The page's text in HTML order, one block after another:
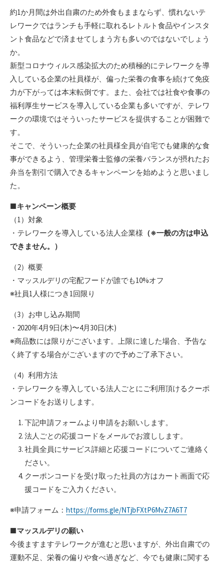
約1か月間は外出自粛のため外食もままならず、慣れないテ
レワークではランチも手軽に取れるレトルト食品やインスタ
ント食品などで済ませてしまう方も多いのではないでしょう
か。
新型コロナウィルス感染拡大のため積極的にテレワークを導
入している企業の社員様が、偏った栄養の食事を続けて免疫
力が下がっては本末転倒です。また、会社では社食や食事の
福利厚生サービスを導入している企業も多いですが、テレワ
ークの環境ではそういったサービスを提供することが困難で
す。
そこで、そういった企業の社員様全員が自宅でも健康的な食
事ができるよう、管理栄養士監修の栄養バランスが摂れたお
弁当を割引で購入できるキャンペーンを始めようと思いまし
た。
■キャンペーン概要
（1）対象
・テレワークを導入している法人企業様 （※一般の方は申込
できません。）
（2）概要
・マッスルデリの宅配フードが誰でも10%オフ
※社員1人様につき1回限り
（3）お申し込み期間
・2020年4月9日(木)〜4月30日(木)
※商品数には限りがございます。上限に達した場合、予告な
く終了する場合がございますので予めご了承下さい。
（4）利用方法
・テレワークを導入している法人ごとにご利用頂けるクーポ
ンコードをお送りします。
下記申請フォームより申請をお願いします。
法人ごとの応援コードをメールでお渡しします。
社員全員にサービス詳細と応援コードについてご連絡く
ださい。
クーポンコードを受け取った社員の方はカート画面で応
援コードをご入力ください。
※申請フォーム： https://forms.gle/NTjbFXtP6MvZ7A6T7
■マッスルデリの願い
今後ますますテレワークが進むと思いますが、外出自粛での
運動不足、栄養の偏りや食べ過ぎなど、今でも健康に関する